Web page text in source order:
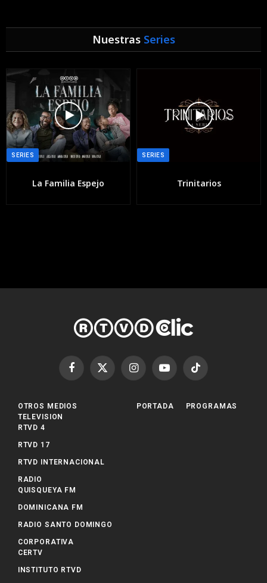
Nuestras Series
SERIES
La Familia Espejo
SERIES
Trinitarios
Facebook
X
InstagramYouTubeTikTok
OTROS MEDIOS
TELEVISION
RTVD 4
RTVD 17
RTVD INTERNACIONAL
RADIO
QUISQUEYA FM
DOMINICANA FM
RADIO SANTO DOMINGO
CORPORATIVA
CERTV
INSTITUTO RTVD
PORTADA PROGRAMAS